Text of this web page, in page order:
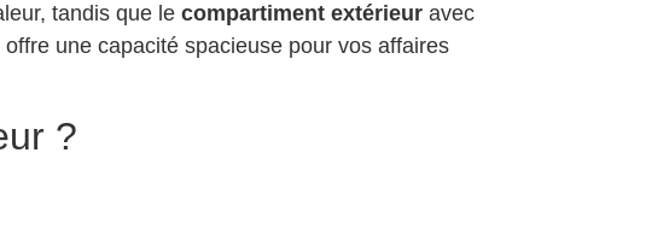
tandis que le compartiment extérieur avec
une capacité spacieuse pour vos affaires
?